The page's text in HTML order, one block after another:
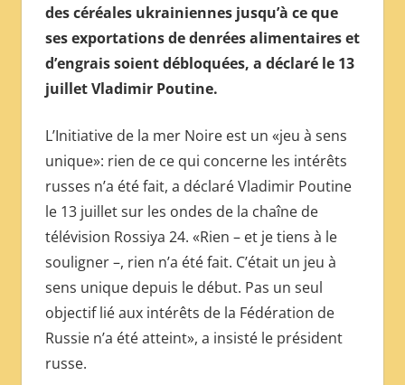
——
ОБЗОР
МЕЖДУНАРОДНОЙ
ПРЕССЫ
des céréales ukrainiennes jusqu’à ce que
ses exportations de denrées alimentaires et
d’engrais soient débloquées, a déclaré le 13
juillet Vladimir Poutine.
L’Initiative de la mer Noire est un «jeu à sens
unique»: rien de ce qui concerne les intérêts
russes n’a été fait, a déclaré Vladimir Poutine
le 13 juillet sur les ondes de la chaîne de
télévision Rossiya 24. «Rien – et je tiens à le
souligner –, rien n’a été fait. C’était un jeu à
sens unique depuis le début. Pas un seul
objectif lié aux intérêts de la Fédération de
Russie n’a été atteint», a insisté le président
russe.